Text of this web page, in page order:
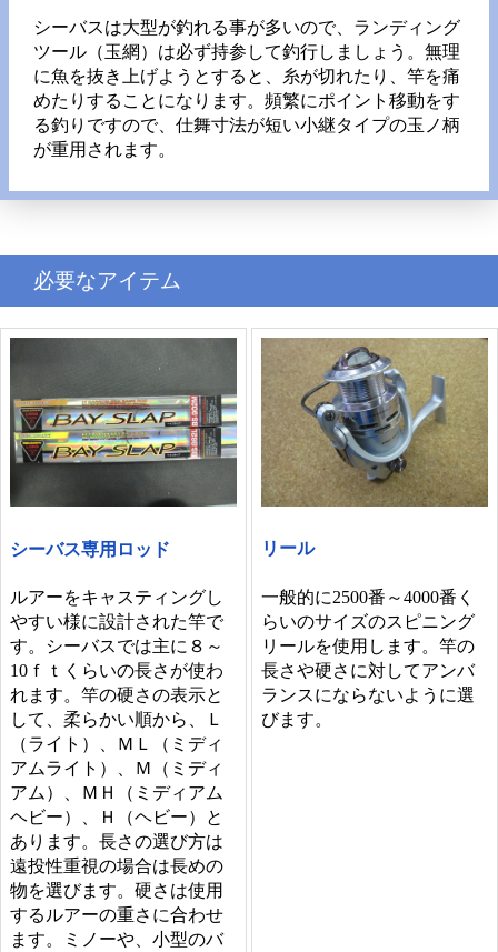
シーバスは大型が釣れる事が多いので、ランディング
ツール（玉網）は必ず持参して釣行しましょう。無理
に魚を抜き上げようとすると、糸が切れたり、竿を痛
めたりすることになります。頻繁にポイント移動をす
る釣りですので、仕舞寸法が短い小継タイプの玉ノ柄
が重用されます。
必要なアイテム
シーバス専用ロッド
ルアーをキャスティングし
やすい様に設計された竿で
す。シーバスでは主に８～
10ｆｔくらいの長さが使わ
れます。竿の硬さの表示と
して、柔らかい順から、Ｌ
（ライト）、ＭＬ（ミディ
アムライト）、Ｍ（ミディ
アム）、ＭＨ（ミディアム
ヘビー）、Ｈ（ヘビー）と
あります。長さの選び方は
遠投性重視の場合は長めの
物を選びます。硬さは使用
するルアーの重さに合わせ
ます。ミノーや、小型のバ
リール
一般的に2500番～4000番く
らいのサイズのスピニング
リールを使用します。竿の
長さや硬さに対してアンバ
ランスにならないように選
びます。